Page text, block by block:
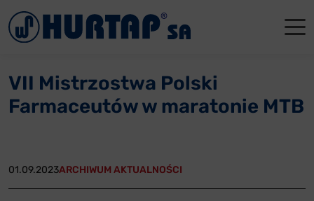
VII Mistrzostwa Polski
Farmaceutów w maratonie MTB
01.09.2023ARCHIWUM AKTUALNOŚCI
Menu
Aktualności
Reklamacje